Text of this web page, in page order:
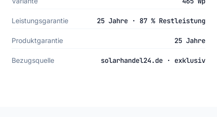
Leistungsgarantie 25 Jahre · 87 % Restleistung
Produktgarantie 25 Jahre
Bezugsquelle solarhandel24.de · exklusiv